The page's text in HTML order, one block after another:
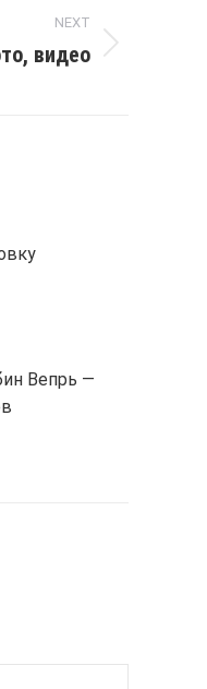
NEXT
видео
Вепрь —